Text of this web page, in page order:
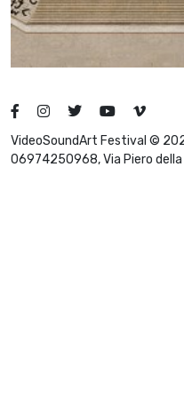
VideoSoundArt Festival ©
06974250968, Via Piero